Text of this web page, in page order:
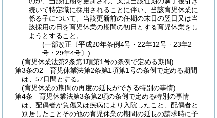
続いて特定職に採用されることに伴い、当該育児休業に
係る子について、当該更新前の任期の末日の翌日又は当
該採用の日を育児休業の期間の初日とする育児休業をし
ようとすること。
(一部改正〔平成20年条例4号・22年12号・23年2
号・29年4号〕)
(育児休業法第2条第1項第1号の条例で定める期間)
第3条の2
育児休業法第2条第1項第1号の条例で定める期間
は、57日間とする。
(育児休業の期間の再度の延長ができる特別の事情)
第4条
育児休業法第3条第2項の条例で定める特別の事情
は、配偶者が負傷又は疾病により入院したこと、配偶者と
別居したことその他の育児休業の期間の延長の請求時に予